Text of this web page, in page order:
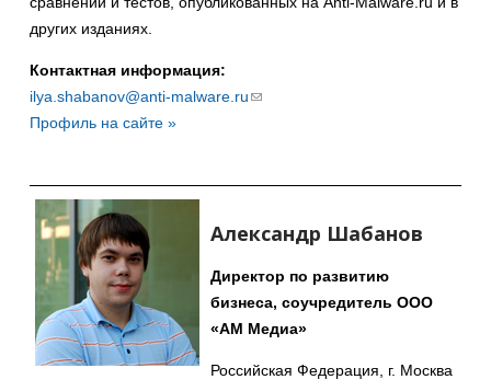
других изданиях.
Контактная информация:
ilya.shabanov@anti-malware.ru(ссылка
Профиль на сайте »
Александр Шабанов
Директор по развитию
бизнеса, соучредитель ООО
«АМ Медиа»
Российская Федерация, г. Москва